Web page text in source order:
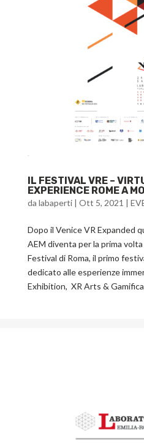
IL FESTIVAL VRE –
EXPERIENCE ROME A
da labaperti| Ott 5, 2021
Dopo il Venice VR Expanded
AEM diventa per la prima
Festival di Roma, il primo
dedicato alle esperienze
Exhibition, XR Arts &